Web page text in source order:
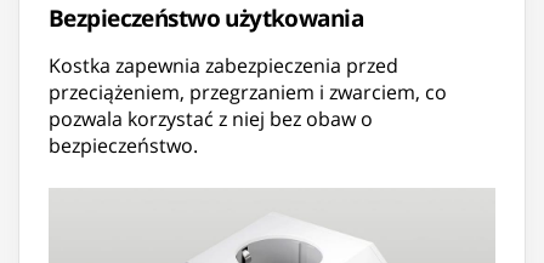
Bezpieczeństwo użytkowania
Kostka zapewnia zabezpieczenia przed
przeciążeniem, przegrzaniem i zwarciem, co
pozwala korzystać z niej bez obaw o
bezpieczeństwo.